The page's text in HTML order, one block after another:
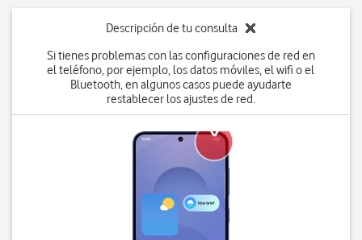
Descripción de tu consulta
Si tienes problemas con las configuraciones de red en
el teléfono, por ejemplo, los datos móviles, el wifi o el
Bluetooth, en algunos casos puede ayudarte
restablecer los ajustes de red.